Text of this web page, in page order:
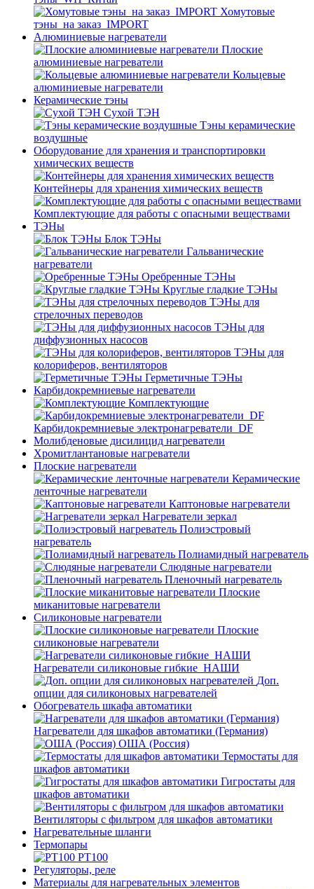
Хомутовые
тэны_на заказ_IMPORT
Алюминиевые нагреватели
Плоские
алюминиевые нагреватели
Кольцевые
алюминиевые нагреватели
Керамические тэны
Сухой ТЭН
Тэны керамические
воздушные
Оборудование для хранения и транспортировки
химических веществ
Контейнеры для хранения химических веществ
Комплектующие для работы с опасными веществами
ТЭНы
Блок ТЭНы
Гальванические
нагреватели
Оребренные ТЭНы
Круглые гладкие ТЭНы
ТЭНы для
стрелочных переводов
ТЭНы для
диффузионных насосов
ТЭНы для
колориферов, вентиляторов
Герметичные ТЭНы
Карбидокремниевые нагреватели
Комплектующие
Карбидокремниевые электронагреватели_DF
Молибденовые дисилицид нагреватели
Хромитлантановые нагреватели
Плоские нагреватели
Керамические
ленточные нагреватели
Каптоновые нагреватели
Нагреватели зеркал
Полиэстровый
нагреватель
Полиамидный нагреватель
Слюдяные нагреватели
Пленочный нагреватель
Плоские
миканитовые нагреватели
Силиконовые нагреватели
Плоские
силиконовые нагреватели
Нагреватели силиконовые гибкие_НАШИ
Доп.
опции для силиконовых нагревателей
Обогреватель шкафа автоматики
Нагреватели для шкафов автоматики (Германия)
ОША (Россия)
Термостаты для
шкафов автоматики
Гигростаты для
шкафов автоматики
Вентиляторы с фильтром для шкафов автоматики
Нагревательные шланги
Термопары
PT100
Регуляторы, реле
Материалы для нагревательных элементов